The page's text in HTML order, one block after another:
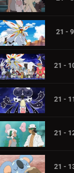
21 - 9
21 -
21 -
21 -
21 -